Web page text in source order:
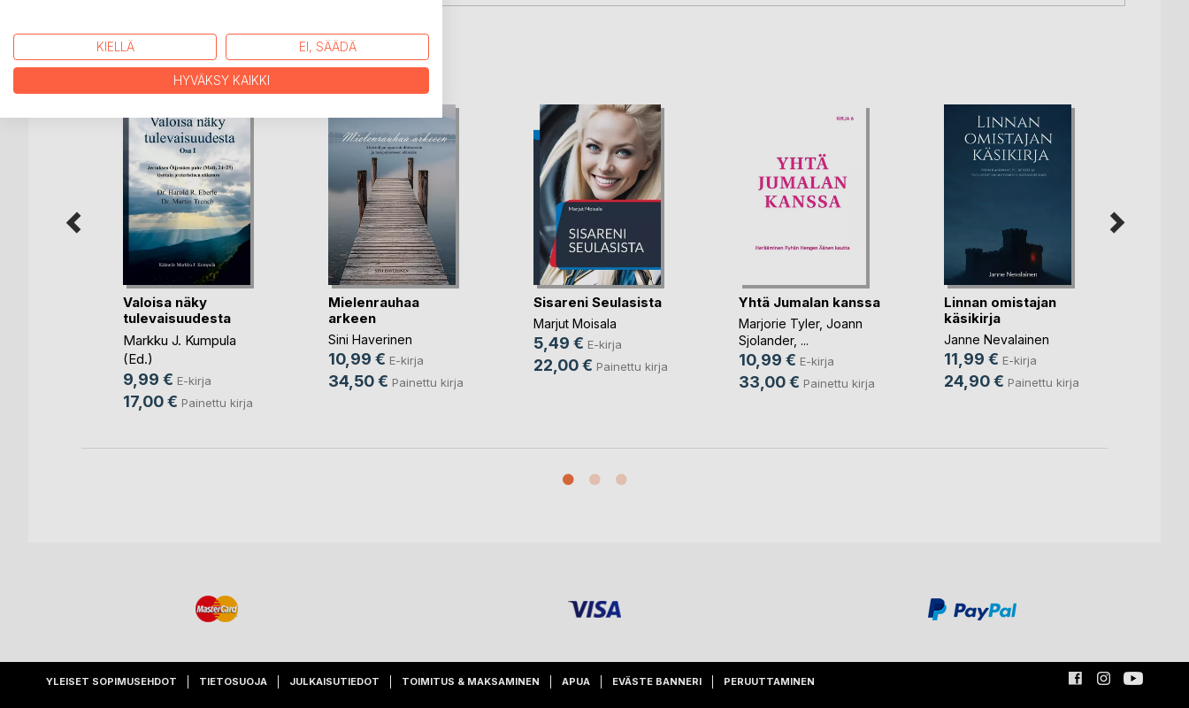
LISÄÄ KIRJOJA BoD:LLA
Valoisa näky
tulevaisuudesta
Markku J. Kumpula
(Ed.)
9,99 € E-kirja
17,00 € Painettu kirja
Mielenrauhaa
arkeen
Sini Haverinen
10,99 € E-kirja
34,50 € Painettu kirja
Sisareni Seulasista
Marjut Moisala
5,49 € E-kirja
22,00 € Painettu kirja
Yhtä Jumalan kanssa
Marjorie Tyler, Joann
Sjolander, ...
10,99 € E-kirja
33,00 € Painettu kirja
Linnan omistajan
käsikirja
Janne Nevalainen
11,99 € E-kirja
24,90 € Painettu kirja
YLEISET SOPIMUSEHDOT TIETOSUOJA JULKAISUTIEDOT TOIMITUS & MAKSAMINEN APUA EVÄSTE BANNERI PERUUTTAMINEN
KIELLÄ EI, SÄÄDÄ
HYVÄKSY KAIKKI